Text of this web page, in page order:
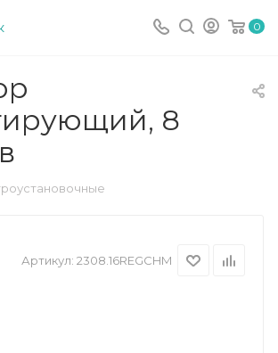
0
8
Артикул: 2308.16REGCHM